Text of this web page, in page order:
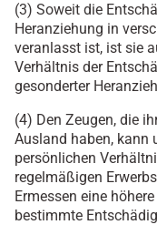
(3) Soweit die
Heranziehung in
veranlasst ist, ist sie
Verhältnis der
gesonderter
(4) Den Zeugen, die
Ausland haben, kann
persönlichen
regelmäßigen
Ermessen eine
bestimmte